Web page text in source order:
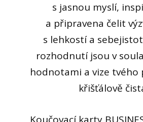
s jasnou myslí,
a připravena čelit
s lehkostí a
rozhodnutí jsou v
hodnotami a vize tvého
křišťálově